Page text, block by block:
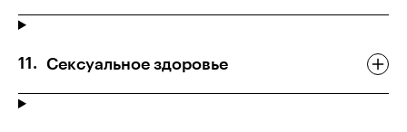
Сексуальное здоровье